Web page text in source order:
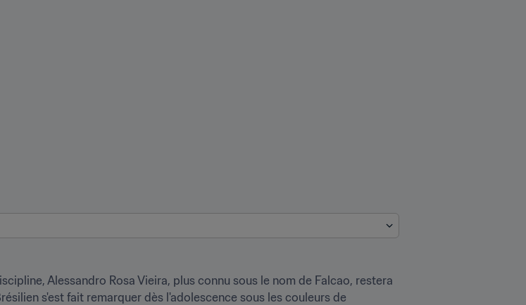
Alessandro Rosa Vieira, plus connu sous le nom de Falcao, restera
s'est fait remarquer dès l'adolescence sous les couleurs de